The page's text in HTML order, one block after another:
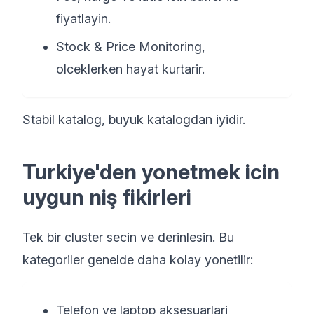
fiyatlayin.
Stock & Price Monitoring,
olceklerken hayat kurtarir.
Stabil katalog, buyuk katalogdan iyidir.
Turkiye'den yonetmek icin
uygun niş fikirleri
Tek bir cluster secin ve derinlesin. Bu
kategoriler genelde daha kolay yonetilir:
Telefon ve laptop aksesuarlari